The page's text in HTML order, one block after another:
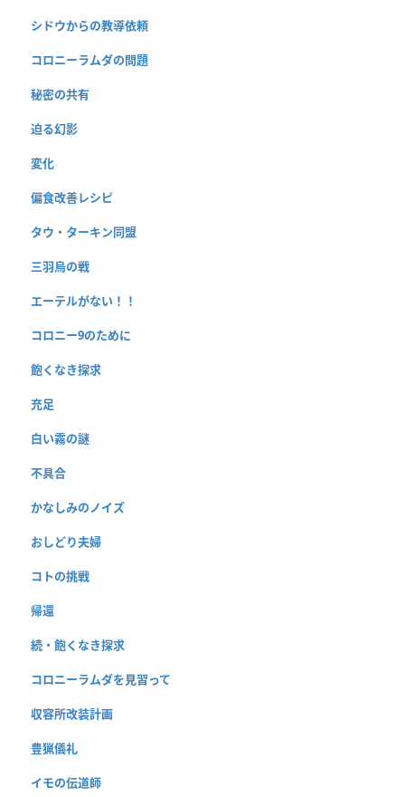
シドウからの教導依頼
コロニーラムダの問題
秘密の共有
迫る幻影
変化
偏食改善レシピ
タウ・ターキン同盟
三羽烏の戦
エーテルがない！！
コロニー9のために
飽くなき探求
充足
白い霧の謎
不具合
かなしみのノイズ
おしどり夫婦
コトの挑戦
帰還
続・飽くなき探求
コロニーラムダを見習って
収容所改装計画
豊猟儀礼
イモの伝道師